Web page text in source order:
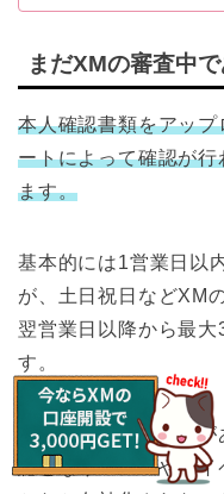
まだXMの審査中
本人確認書類をアッ
ートによって確認が
ます。
基本的には1営業日以
が、土日祝日などXM
翌営業日以降から最
す。
提出した書類に問題
認となりメールやマ